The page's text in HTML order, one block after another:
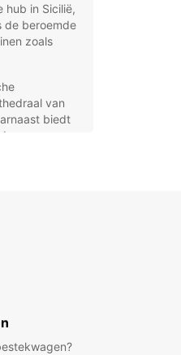
hub in Sicilië,
de beroemde
zoals
van
biedt
en een